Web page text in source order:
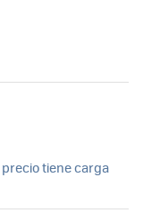
precio tiene carga